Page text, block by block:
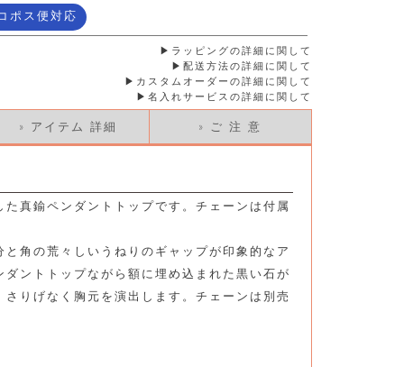
ポス便対応
ラッピングの詳細に関して
配送方法の詳細に関して
カスタムオーダーの詳細に関して
名入れサービスの詳細に関して
» アイテム 詳細 » ご 注 意
真鍮ペンダントトップです。チェーンは付属
角の荒々しいうねりのギャップが印象的なア
ダントトップながら額に埋め込まれた黒い石が
さりげなく胸元を演出します。チェーンは別売